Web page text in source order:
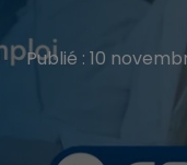
Publié : 10